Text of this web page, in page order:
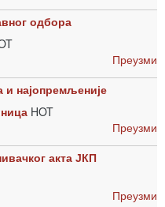
одбора
Преузми
најопремљеније
HOT
Преузми
акта ЈКП
Преузми